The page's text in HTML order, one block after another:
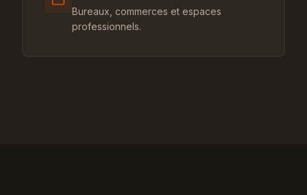
Bureaux, commerces et espaces
professionnels.